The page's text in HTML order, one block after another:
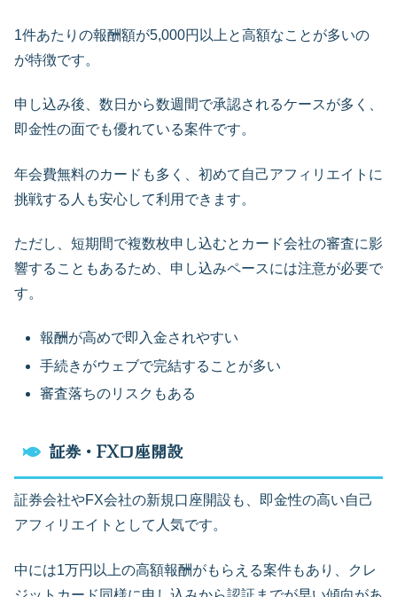
1件あたりの報酬額が5,000円以上と高額なことが多いの
が特徴です。
申し込み後、数日から数週間で承認されるケースが多く、
即金性の面でも優れている案件です。
年会費無料のカードも多く、初めて自己アフィリエイトに
挑戦する人も安心して利用できます。
ただし、短期間で複数枚申し込むとカード会社の審査に影
響することもあるため、申し込みペースには注意が必要で
す。
報酬が高めで即入金されやすい
手続きがウェブで完結することが多い
審査落ちのリスクもある
証券・FX口座開設
証券会社やFX会社の新規口座開設も、即金性の高い自己
アフィリエイトとして人気です。
中には1万円以上の高額報酬がもらえる案件もあり、クレ